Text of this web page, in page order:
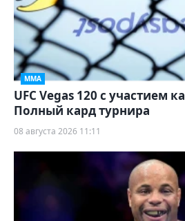
ММА
UFC Vegas 120 с участием
Полный кард турнира
08 августа 2026 11:11